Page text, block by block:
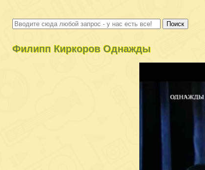
Филипп Киркоров Однажды